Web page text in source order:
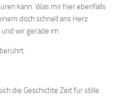
kann. Was mir hier ebenfalls
doch schnell ans Herz
wir gerade im
die Geschichte Zeit für stille